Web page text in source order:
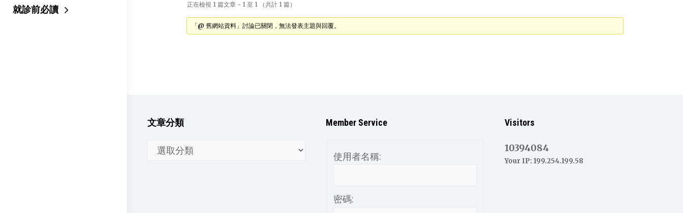
就診前必讀 正在檢視 1 篇文章 - 1 至 1 （共計 1 篇）
「@ 舊網站資料」討論已關閉，無法發表主題與回覆。
文章分類 Member Service
使用者名稱:
密碼:
Visitors
10394084
Your IP: 199.254.199.58